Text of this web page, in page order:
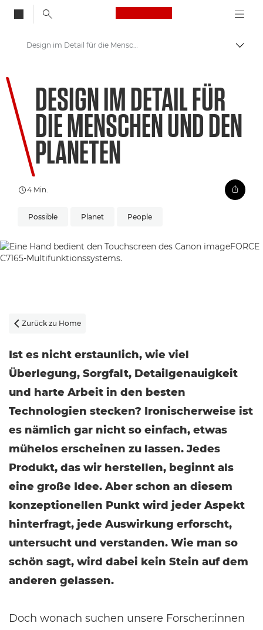
Canon Logo, back
Auf
Willkommen bei VIEW
Design im Detail für die Menschen und den Planeten
DESIGN IM DETAIL FÜR
DIE MENSCHEN UND DEN
PLANETEN
4 Min.
Possible Planet People
 Zurück zu Home
Ist es nicht erstaunlich, wie viel
Überlegung, Sorgfalt, Detailgenauigkeit
und harte Arbeit in den besten
Technologien stecken? Ironischerweise ist
es nämlich gar nicht so einfach, etwas
mühelos erscheinen zu lassen. Jedes
Produkt, das wir herstellen, beginnt als
eine große Idee. Aber schon an diesem
konzeptionellen Punkt wird jeder Aspekt
hinterfragt, jede Auswirkung erforscht,
untersucht und verstanden. Wie man so
schön sagt, wird dabei kein Stein auf dem
anderen gelassen.
Doch wonach suchen unsere Forscher:innen